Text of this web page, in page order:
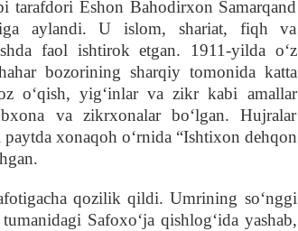
Eshon Bahodirxon Samarqand
aylandi. U islom, shariat, fiqh va
faol ishtirok etgan. 1911-yilda oʻz
bozorining sharqiy tomonida katta
oʻqish, yigʻinlar va zikr kabi amallar
va zikrxonalar boʻlgan. Hujralar
xonaqoh oʻrnida “Ishtixon dehqon
qozilik qildi. Umrining soʻnggi
Safoxoʻja qishlogʻida yashab,